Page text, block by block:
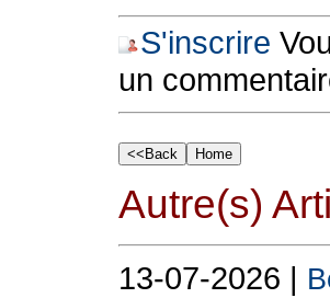
S'inscrire
un
Autre(s)
13-07-2026 |